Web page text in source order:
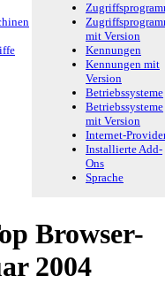
mit Version
Kennungen
Kennungen mit
Version
Betriebssysteme
Betriebssysteme
mit Version
Internet-
Installierte Add-
Ons
Sprache
Browser-
2004